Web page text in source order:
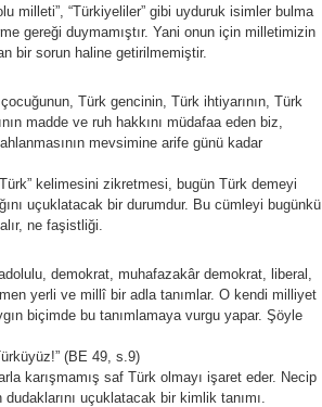
milleti”, “Türkiyeliler” gibi uyduruk isimler bulma
gereği duymamıştır. Yani onun için milletimizin
bir sorun haline getirilmemiştir.
Türk gencinin, Türk ihtiyarının, Türk
madde ve ruh hakkını müdafaa eden biz,
mevsimine arife günü kadar
kelimesini zikretmesi, bugün Türk demeyi
uçuklatacak bir durumdur. Bu cümleyi bugünkü
ne faşistliği.
demokrat, muhafazakâr demokrat, liberal,
yerli ve millî bir adla tanımlar. O kendi milliyet
biçimde bu tanımlamaya vurgu yapar. Şöyle
(BE 49, s.9)
karışmamış saf Türk olmayı işaret eder. Necip
uçuklatacak bir kimlik tanımı.